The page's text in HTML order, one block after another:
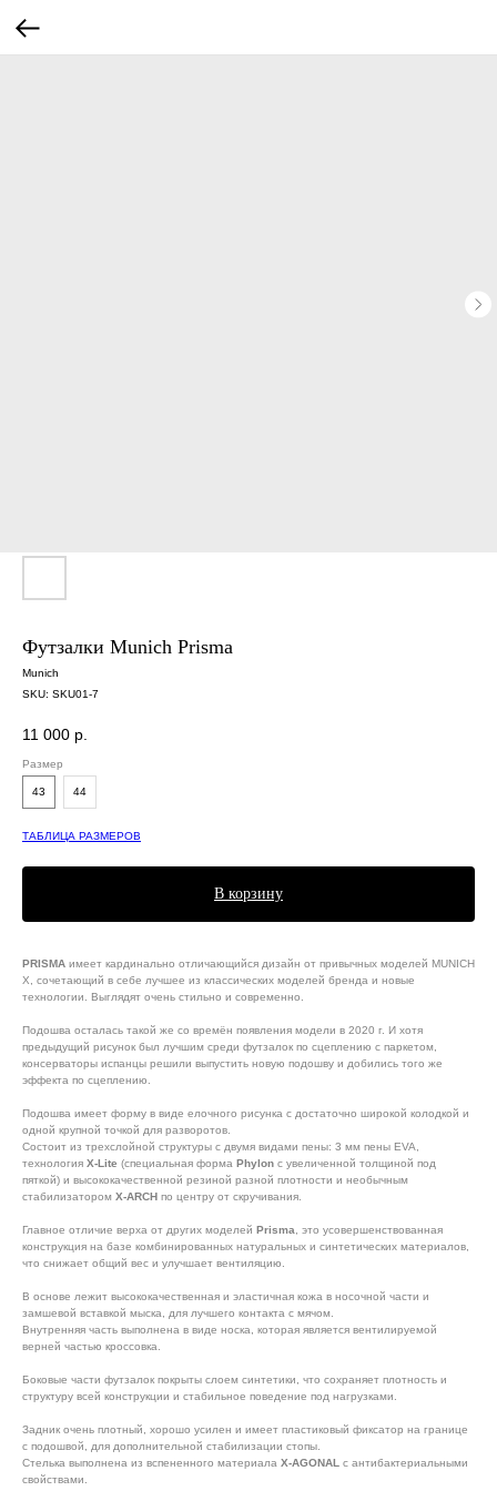
Футзалки Munich Prisma
Munich
SKU: SKU01-7
11 000 р.
Размер
43 44
ТАБЛИЦА РАЗМЕРОВ
В корзину
PRISMA имеет кардинально отличающийся дизайн от привычных моделей MUNICH
X, сочетающий в себе лучшее из классических моделей бренда и новые
технологии. Выглядят очень стильно и современно.
Подошва осталась такой же со времён появления модели в 2020 г. И хотя
предыдущий рисунок был лучшим среди футзалок по сцеплению с паркетом,
консерваторы испанцы решили выпустить новую подошву и добились того же
эффекта по сцеплению.
Подошва имеет форму в виде елочного рисунка с достаточно широкой колодкой и
одной крупной точкой для разворотов.
Состоит из трехслойной структуры с двумя видами пены: 3 мм пены EVA,
технология X-Lite (специальная форма Phylon с увеличенной толщиной под
пяткой) и высококачественной резиной разной плотности и необычным
стабилизатором X-ARCH по центру от скручивания.
Главное отличие верха от других моделей Prisma , это усовершенствованная
конструкция на базе комбинированных натуральных и синтетических материалов,
что снижает общий вес и улучшает вентиляцию.
В основе лежит высококачественная и эластичная кожа в носочной части и
замшевой вставкой мыска, для лучшего контакта с мячом.
Внутренняя часть выполнена в виде носка, которая является вентилируемой
верней частью кроссовка.
Боковые части футзалок покрыты слоем синтетики, что сохраняет плотность и
структуру всей конструкции и стабильное поведение под нагрузками.
Задник очень плотный, хорошо усилен и имеет пластиковый фиксатор на границе
с подошвой, для дополнительной стабилизации стопы.
Стелька выполнена из вспененного материала X-AGONAL с антибактериальными
свойствами.